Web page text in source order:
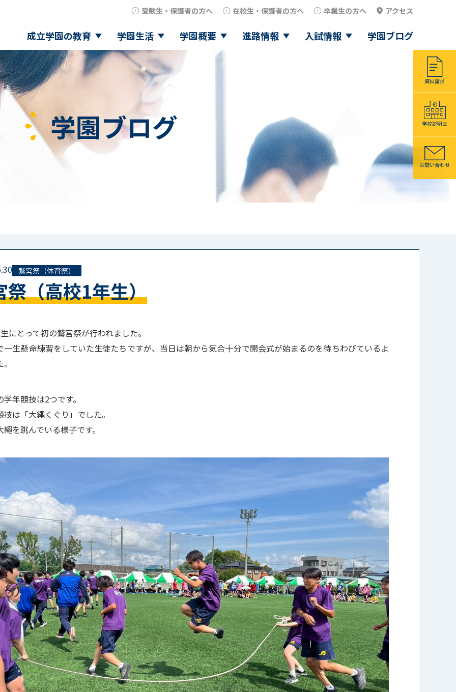
受験生・保護者の方へ 在校生・保護者の方へ 卒業生の方へ アクセス
成立学園の教育 学園生活 学園概要 進路情報 入試情報 学園ブログ
資料請求
学校説明会
お問い合わせ
学園ブログ
鷲宮祭（体育祭）
祭（高校1年生）
にとって初の鷲宮祭が行われました。
一生懸命練習をしていた生徒たちですが、当日は朝から気合十分で開会式が始まるのを待ちわびているよ
年競技は2つです。
技は「大繩くぐり」でした。
を跳んでいる様子です。